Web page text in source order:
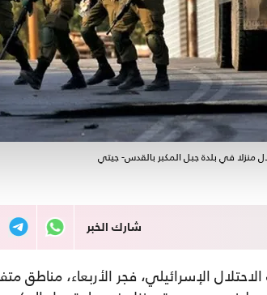
منزلا في بلدة جبل المكبر بالقدس- جيتي
شارك الخبر
الإسرائيلي، فجر الأربعاء، مناطق